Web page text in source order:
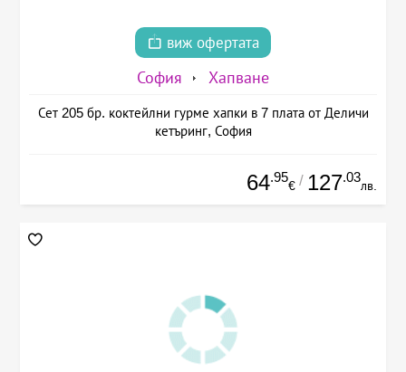
виж офертата
София Хапване
Сет 205 бр. коктейлни гурме хапки в 7 плата от Деличи
кетъринг, София
64.95
€ / 127.03
лв.